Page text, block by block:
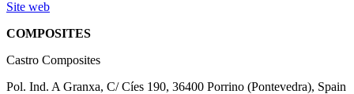
Site web
COMPOSITES
Castro Composites
Pol. Ind. A Granxa, C/ Cíes 190, 36400 Porrino (Pontevedra), Spain